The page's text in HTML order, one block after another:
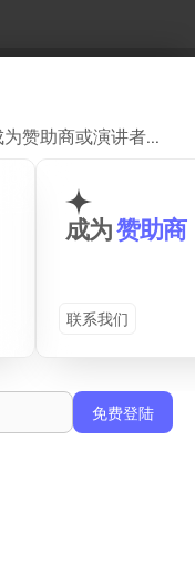
赞助商或演讲者...
成为赞助商
联系我们
ラム (TS26)
动
服租赁